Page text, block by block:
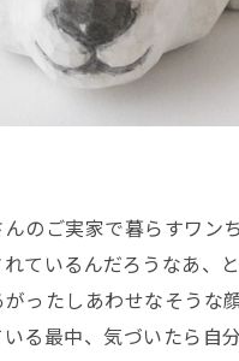
のご実家で暮らすワン
ているんだろうなあ、
ったしあわせなそうな
る最中、気づいたら自